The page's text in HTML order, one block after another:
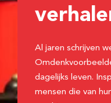
Al jaren schrijven
dagelijks leven.
mensen die van